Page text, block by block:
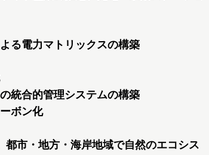
る電力マトリックスの構築
統合的管理システムの構築
ボン化
市・地方・海岸地域で自然のエコシス